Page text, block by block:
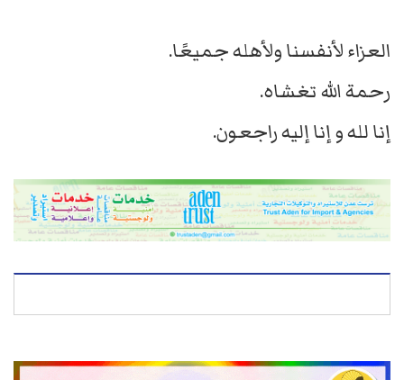
العزاء لأنفسنا ولأهله جميعًا.
رحمة الله تغشاه.
إنا لله و إنا إليه راجعون.